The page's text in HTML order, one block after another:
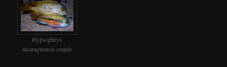
Hypsophrys
nicaraguensis couple